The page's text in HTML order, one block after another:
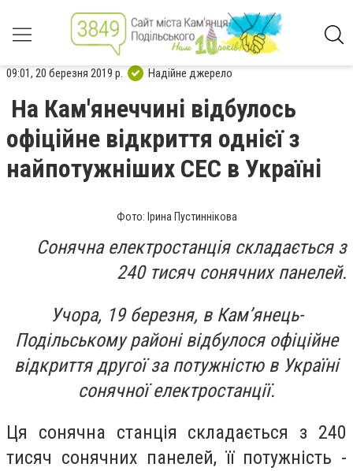
09:01, 20 березня 2019 р. Надійне джерело
На Кам'янеччині відбулось
офіційне відкриття однієї з
найпотужніших СЕС в Україні
Фото: Ірина Пустиннікова
Сонячна електростанція складається з
240 тисяч сонячних панелей.
Учора, 19 березня, в Кам’янець-
Подільському районі відбулося офіційне
відкриття другої за потужністю в Україні
сонячної електростанції.
Ця сонячна станція складається з 240
тисяч сонячних панелей, її потужність -